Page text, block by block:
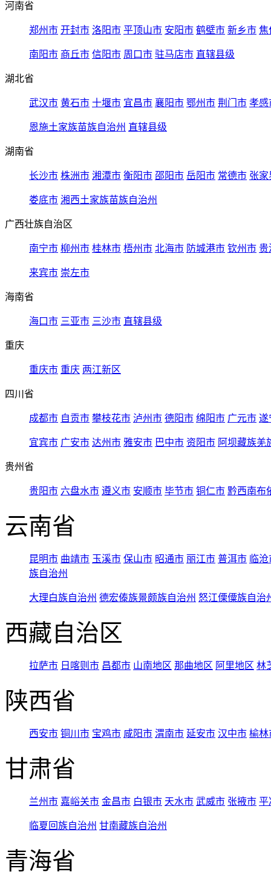
河南省
郑州市 开封市 洛阳市 平顶山市 安阳市 鹤壁市 新乡市 焦
南阳市 商丘市 信阳市 周口市 驻马店市 直辖县级
湖北省
武汉市 黄石市 十堰市 宜昌市 襄阳市 鄂州市 荆门市 孝感
恩施土家族苗族自治州 直辖县级
湖南省
长沙市 株洲市 湘潭市 衡阳市 邵阳市 岳阳市 常德市 张家
娄底市 湘西土家族苗族自治州
广西壮族自治区
南宁市 柳州市 桂林市 梧州市 北海市 防城港市 钦州市 贵
来宾市 崇左市
海南省
海口市 三亚市 三沙市 直辖县级
重庆
重庆市 重庆 两江新区
四川省
成都市 自贡市 攀枝花市 泸州市 德阳市 绵阳市 广元市 遂
宜宾市 广安市 达州市 雅安市 巴中市 资阳市 阿坝藏族羌
贵州省
贵阳市 六盘水市 遵义市 安顺市 毕节市 铜仁市 黔西南布
云南省
昆明市 曲靖市 玉溪市 保山市 昭通市 丽江市 普洱市 临
族自治州
大理白族自治州 德宏傣族景颇族自治州 怒江傈僳族自治
西藏自治区
拉萨市 日喀则市 昌都市 山南地区 那曲地区 阿里地区 林
陕西省
西安市 铜川市 宝鸡市 咸阳市 渭南市 延安市 汉中市 榆林
甘肃省
兰州市 嘉峪关市 金昌市 白银市 天水市 武威市 张掖市 平
临夏回族自治州 甘南藏族自治州
青海省